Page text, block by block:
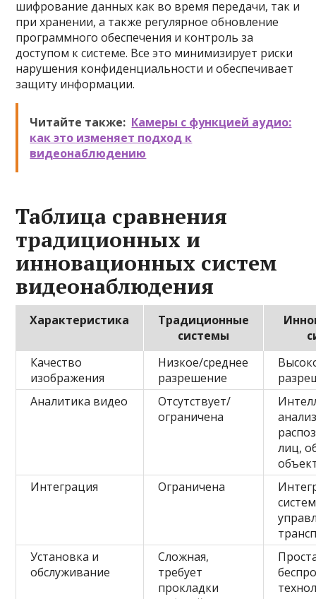
шифрование данных как во время передачи, так и
при хранении, а также регулярное обновление
программного обеспечения и контроль за
доступом к системе. Все это минимизирует риски
нарушения конфиденциальности и обеспечивает
защиту информации.
Читайте также: Камеры с функцией аудио:
как это изменяет подход к
видеонаблюдению
Таблица сравнения
традиционных и
инновационных систем
видеонаблюдения
Характеристика
Традиционные
системы
Качество
изображения
Низкое/среднее
разрешение
Аналитика видео
Отсутствует/
ограничена
лиц,
Интеграция
Ограничена
Установка и
обслуживание
Сложная,
требует
прокладки